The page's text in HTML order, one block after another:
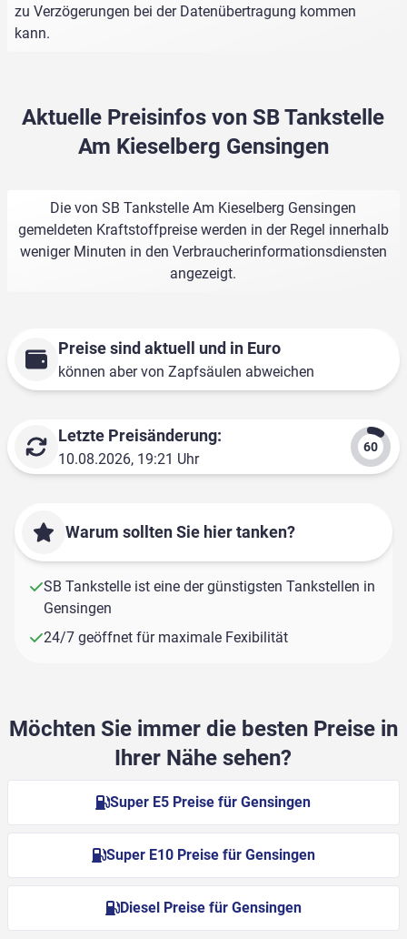
zu Verzögerungen bei der Datenübertragung kommen
kann.
Aktuelle Preisinfos von SB Tankstelle
Am Kieselberg Gensingen
Die von SB Tankstelle Am Kieselberg Gensingen
gemeldeten Kraftstoffpreise werden in der Regel innerhalb
weniger Minuten in den Verbraucherinformationsdiensten
angezeigt.
Preise sind aktuell und in Euro
können aber von Zapfsäulen abweichen
Letzte Preisänderung:
10.08.2026, 19:21 Uhr
Warum sollten Sie hier tanken?
SB Tankstelle ist eine der günstigsten Tankstellen in
Gensingen
24/7 geöffnet für maximale Fexibilität
Möchten Sie immer die besten Preise in
Ihrer Nähe sehen?
Super E5 Preise für Gensingen
Super E10 Preise für Gensingen
Diesel Preise für Gensingen